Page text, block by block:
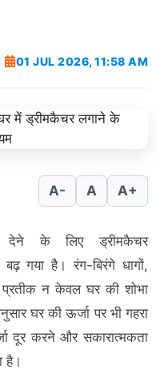
01 JUL 2026, 11:58 AM
A- A A+
के लिए ड्रीमकैचर
गया है। रंग-बिरंगे धागों,
न केवल घर की शोभा
घर की ऊर्जा पर भी गहरा
दूर करने और सकारात्मकता
है।